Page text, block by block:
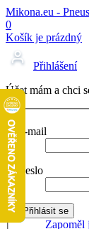
Mikona.eu -
0
Košík je prázdný
Přihlášení
Účet mám a chci
E-mail
Heslo
Zapoměl